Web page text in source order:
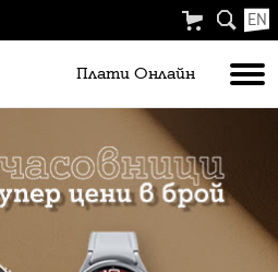
EN
Плати Oнлайн